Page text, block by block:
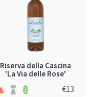
Riserva della Cascina
'La Via delle Rose'
€13